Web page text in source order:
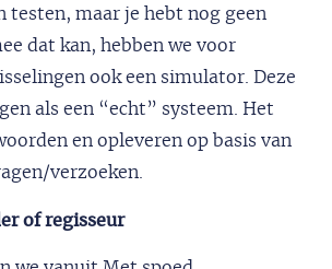
testen, maar je hebt nog geen
dat kan, hebben we voor
ook een simulator. Deze
als een “echt” systeem. Het
en opleveren op basis van
verzoeken.
of regisseur